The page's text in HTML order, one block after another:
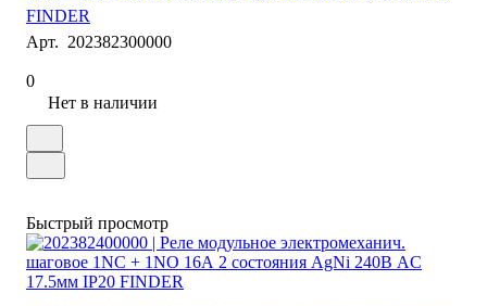
FINDER
Арт. 202382300000
0
Нет в наличии
Быстрый просмотр